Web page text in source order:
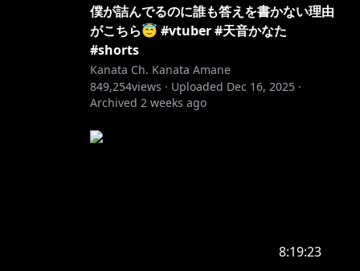
僕が詰んでるのに誰も答えを書かない理由
がこちら😇 #vtuber #天音かなた
#shorts
Kanata Ch. Kanata Amane
849,254views · Uploaded Dec 16, 2025 ·
Archived 2 weeks ago
8:19:23